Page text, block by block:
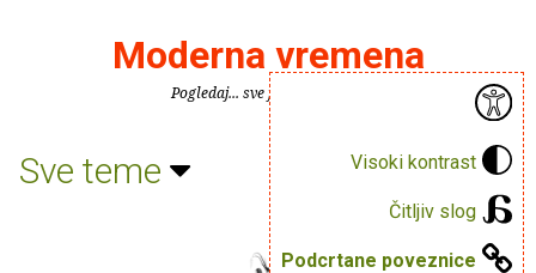
Visoki kontrast
Čitljiv slog
Podcrtane poveznice
Moderna vremena
Pogledaj... sve je puno knjiga.
Sve teme